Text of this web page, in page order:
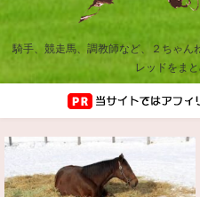
騎手、競走馬、調教師など、２ちゃん
レッドをま